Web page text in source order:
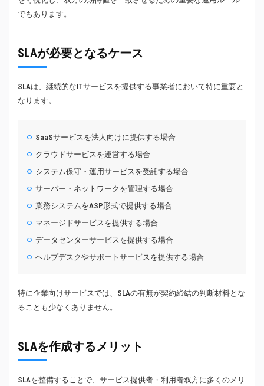
でもあります。
SLAが必要となるケース
SLAは、継続的なITサービスを提供する事業者において特に重要と
なります。
SaaSサービスを法人向けに提供する場合
クラウドサービスを運営する場合
システム保守・運用サービスを受託する場合
サーバー・ネットワークを管理する場合
業務システムをASP形式で提供する場合
マネージドサービスを提供する場合
データセンターサービスを提供する場合
ヘルプデスクやサポートサービスを提供する場合
特に企業向けサービスでは、SLAの有無が契約締結の判断材料とな
ることも少なくありません。
SLAを作成するメリット
SLAを整備することで、サービス提供者・利用者双方に多くのメリ